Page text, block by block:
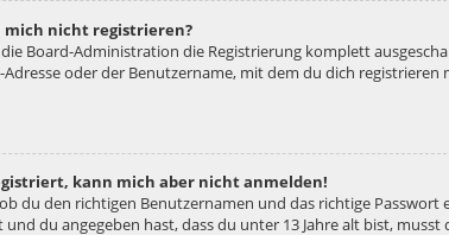
mich nicht registrieren?
die Board-Administration die Registrierung komplett
Adresse oder der Benutzername, mit dem du dich
kann mich aber nicht anmelden!
du den richtigen Benutzernamen und das richtige
du angegeben hast, dass du unter 13 Jahre alt bist,